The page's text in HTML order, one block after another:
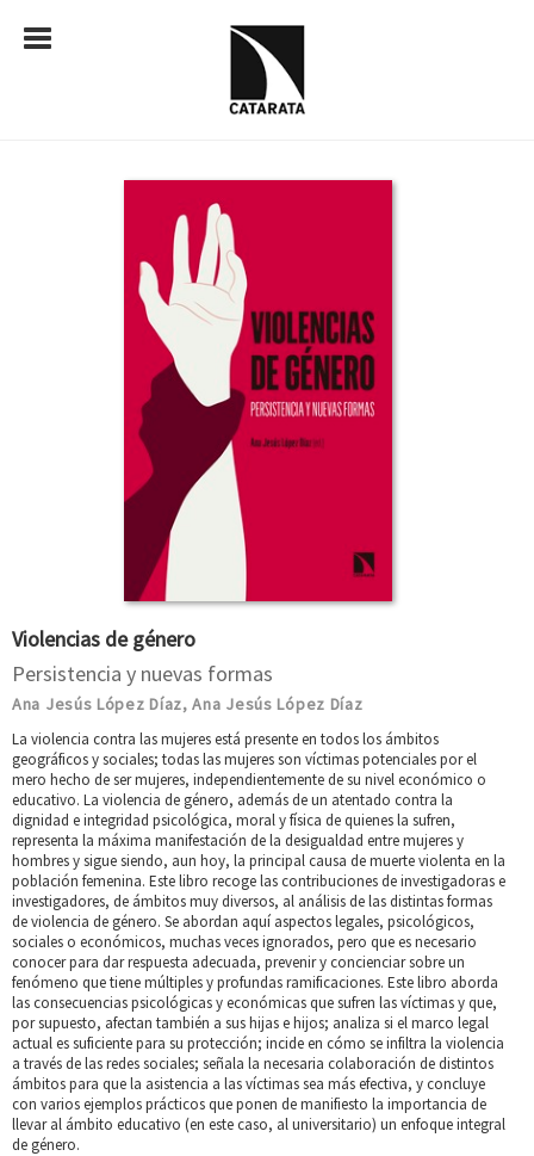
Violencias de género
Persistencia y nuevas formas
Ana Jesús López Díaz,Ana Jesús López Díaz
La violencia contra las mujeres está presente en todos los ámbitos
geográficos y sociales; todas las mujeres son víctimas potenciales por el
mero hecho de ser mujeres, independientemente de su nivel económico o
educativo. La violencia de género, además de un atentado contra la
dignidad e integridad psicológica, moral y física de quienes la sufren,
representa la máxima manifestación de la desigualdad entre mujeres y
hombres y sigue siendo, aun hoy, la principal causa de muerte violenta en la
población femenina. Este libro recoge las contribuciones de investigadoras e
investigadores, de ámbitos muy diversos, al análisis de las distintas formas
de violencia de género. Se abordan aquí aspectos legales, psicológicos,
sociales o económicos, muchas veces ignorados, pero que es necesario
conocer para dar respuesta adecuada, prevenir y concienciar sobre un
fenómeno que tiene múltiples y profundas ramificaciones. Este libro aborda
las consecuencias psicológicas y económicas que sufren las víctimas y que,
por supuesto, afectan también a sus hijas e hijos; analiza si el marco legal
actual es suficiente para su protección; incide en cómo se infiltra la violencia
a través de las redes sociales; señala la necesaria colaboración de distintos
ámbitos para que la asistencia a las víctimas sea más efectiva, y concluye
con varios ejemplos prácticos que ponen de manifiesto la importancia de
llevar al ámbito educativo (en este caso, al universitario) un enfoque integral
de género.